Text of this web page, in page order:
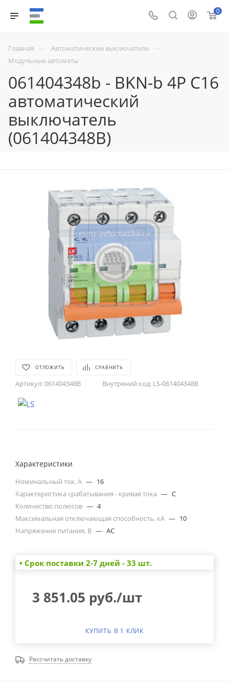
0
Главная — Автоматические выключатели —
Модульные автоматы
061404348b - BKN-b 4P C16
автоматический
выключатель
(061404348B)
ОТЛОЖИТЬ СРАВНИТЬ
Артикул:061404348B Внутрений код: LS-061404348B
Характеристики
Номинальный ток, А — 16
Характеристика срабатывания - кривая тока — C
Количество полюсов — 4
Максимальная отключающая способность, кА — 10
Напряжение питания, В — AC
• Cрок поставки 2-7 дней - 33 шт.
3 851.05 руб./шт
КУПИТЬ В 1 КЛИК
Рассчитать доставку